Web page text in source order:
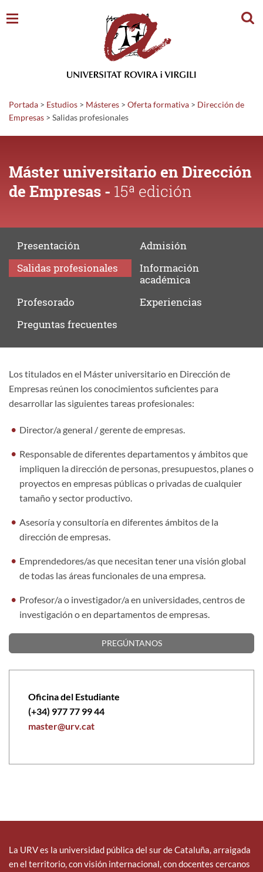
Portada > Estudios > Másteres > Oferta formativa > Dirección de
Empresas > Salidas profesionales
Máster universitario en Dirección
de Empresas - 15ª edición
Presentación
Admisión
Salidasprofesionales
Información
académica
Profesorado
Experiencias
Preguntasfrecuentes
Salidas
profesionales
Los titulados en el Máster universitario en Dirección de
Empresas reúnen los conocimientos suficientes para
desarrollar las siguientes tareas profesionales:
Director/a general / gerente de empresas.
Responsable de diferentes departamentos y ámbitos que
impliquen la dirección de personas, presupuestos, planes o
proyectos en empresas públicas o privadas de cualquier
tamaño y sector productivo.
Asesoría y consultoría en diferentes ámbitos de la
dirección de empresas.
Emprendedores/as que necesitan tener una visión global
de todas las áreas funcionales de una empresa.
Profesor/a o investigador/a en universidades, centros de
investigación o en departamentos de empresas.
PREGÚNTANOS
Oficina del Estudiante
(+34) 977 77 99 44
master@urv.cat
La URV es la universidad pública del sur de Cataluña, arraigada
en el territorio, con visión internacional, con docentes cercanos